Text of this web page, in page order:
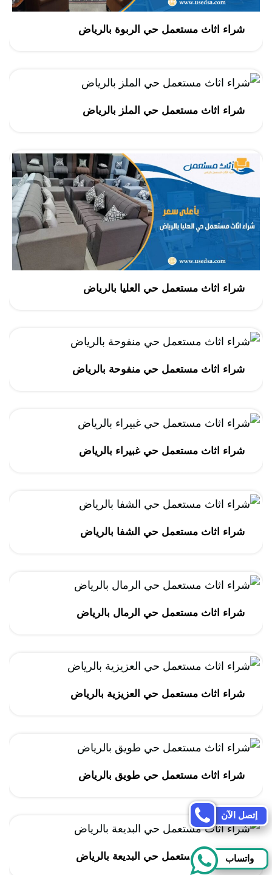
شراء اثاث مستعمل حي الربوة بالرياض
شراء اثاث مستعمل حي الملز بالرياض
شراء اثاث مستعمل حي العليا بالرياض
شراء اثاث مستعمل حي منفوحة بالرياض
شراء اثاث مستعمل حي غبيراء بالرياض
شراء اثاث مستعمل حي الشفا بالرياض
شراء اثاث مستعمل حي الرمال بالرياض
شراء اثاث مستعمل حي العزيزية بالرياض
شراء اثاث مستعمل حي طويق بالرياض
شراء اثاث مستعمل حي البديعة بالرياض
إتصل الآن
واتساب